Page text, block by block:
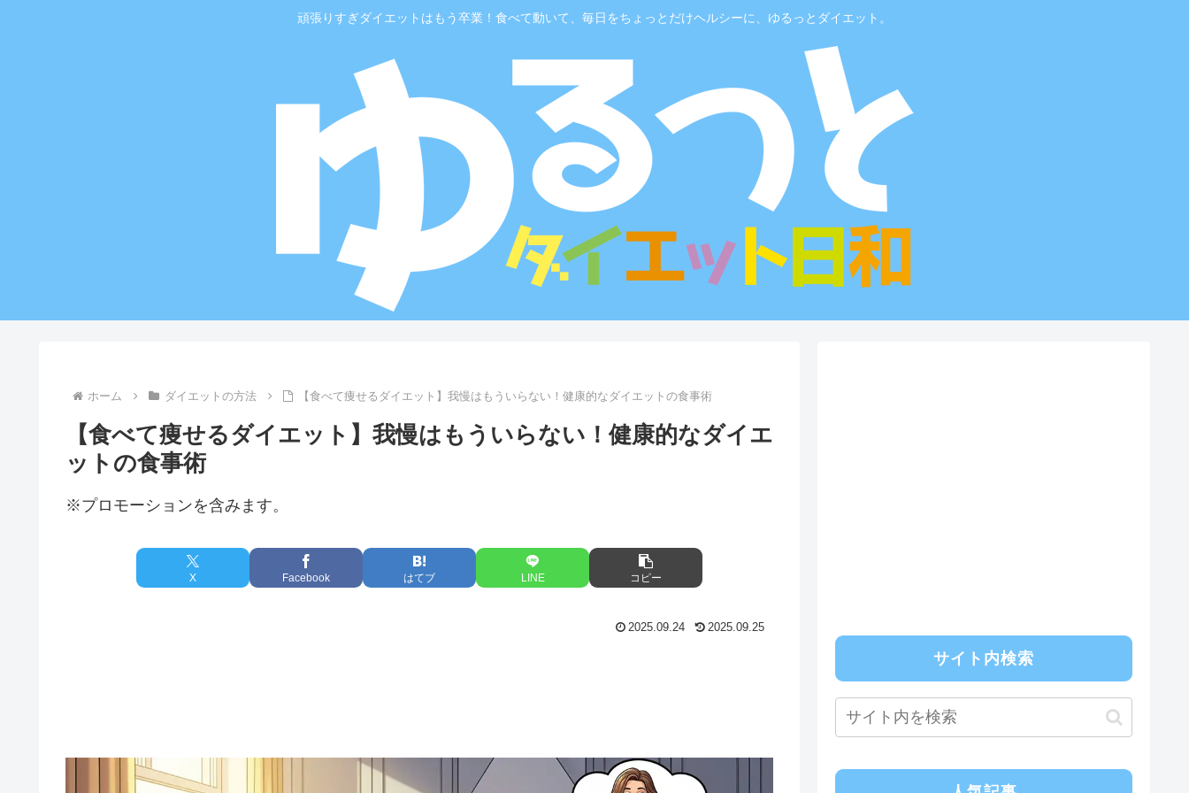
頑張りすぎダイエットはもう卒業！食べて動いて、毎日をちょっとだけヘルシーに、ゆるっとダイエット。
ホーム ダイエットの方法 【食べて痩せるダイエット】我慢はもういらない！健康的なダイエットの食事術
【食べて痩せるダイエット】我慢はもういらない！健康的なダイエ
ットの食事術
※プロモーションを含みます。
X Facebook はてブ LINE コピー
2025.09.24 2025.09.25
サイト内検索